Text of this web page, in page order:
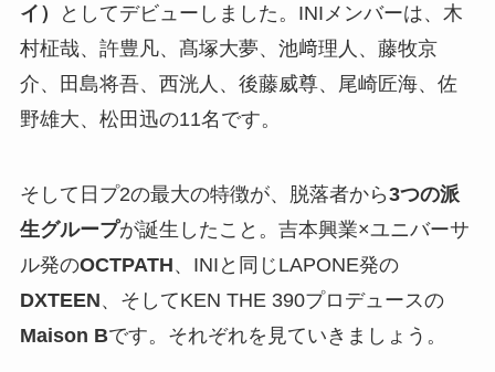
イ）
としてデビューしました。INIメンバーは、木
村柾哉、許豊凡、髙塚大夢、池﨑理人、藤牧京
介、田島将吾、西洸人、後藤威尊、尾崎匠海、佐
野雄大、松田迅の11名です。
そして日プ2の最大の特徴が、脱落者から3つの派
生グループが誕生したこと。吉本興業×ユニバーサ
ル発のOCTPATH、INIと同じLAPONE発の
DXTEEN、そしてKEN THE 390プロデュースの
Maison Bです。それぞれを見ていきましょう。